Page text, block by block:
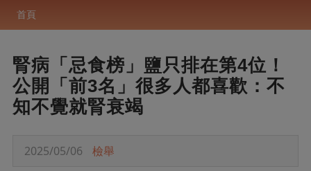
首頁
腎病「忌食榜」鹽只排在第4位！
公開「前3名」很多人都喜歡：不
知不覺就腎衰竭
2025/05/06 檢舉